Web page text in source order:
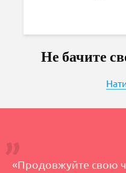
Не бачите
«Продовжуйте свою